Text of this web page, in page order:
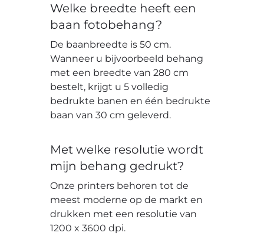
Welke breedte heeft een
baan fotobehang?
De baanbreedte is 50 cm.
Wanneer u bijvoorbeeld behang
met een breedte van 280 cm
bestelt, krijgt u 5 volledig
bedrukte banen en één bedrukte
baan van 30 cm geleverd.
Met welke resolutie wordt
mijn behang gedrukt?
Onze printers behoren tot de
meest moderne op de markt en
drukken met een resolutie van
1200 x 3600 dpi.